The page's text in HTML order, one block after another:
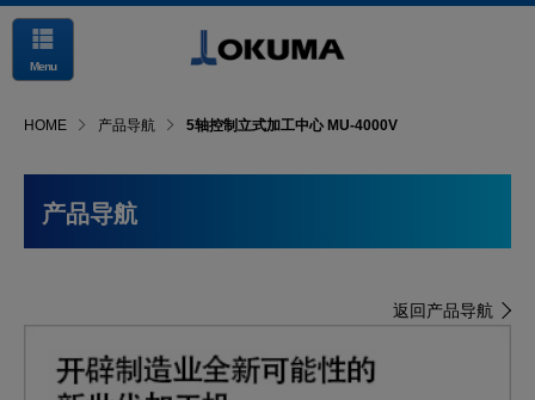
Menu
HOME 产品导航 5轴控制立式加工中心 MU-4000V
产品导航
返回产品导航